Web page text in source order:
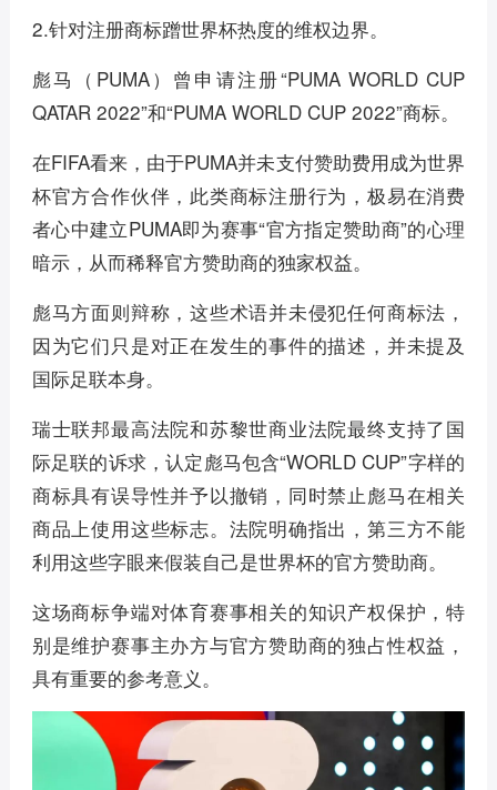
2.针对注册商标蹭世界杯热度的维权边界。
彪马（PUMA）曾申请注册“PUMA WORLD CUP
QATAR 2022”和“PUMA WORLD CUP 2022”商标。
在FIFA看来，由于PUMA并未支付赞助费用成为世界
杯官方合作伙伴，此类商标注册行为，极易在消费
者心中建立PUMA即为赛事“官方指定赞助商”的心理
暗示，从而稀释官方赞助商的独家权益。
彪马方面则辩称，这些术语并未侵犯任何商标法，
因为它们只是对正在发生的事件的描述，并未提及
国际足联本身。
瑞士联邦最高法院和苏黎世商业法院最终支持了国
际足联的诉求，认定彪马包含“WORLD CUP”字样的
商标具有误导性并予以撤销，同时禁止彪马在相关
商品上使用这些标志。法院明确指出，第三方不能
利用这些字眼来假装自己是世界杯的官方赞助商。
这场商标争端对体育赛事相关的知识产权保护，特
别是维护赛事主办方与官方赞助商的独占性权益，
具有重要的参考意义。